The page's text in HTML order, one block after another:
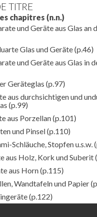
TITRE
chapitres (n.n.)
und Geräte aus Glas an
Glas und Geräte(p.46)
und Geräte aus Glas in
Geräteglas (p.97)
aus durchsichtigen und
(p.99)
aus Porzellan(p.101)
und Pinsel(p.110)
Schläuche, Stopfen u.s.w.
aus Holz, Kork und Suberit
aus Horn(p.115)
Wandtafeln und Papier
(p.122)